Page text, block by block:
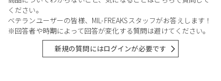
ください。
ベテランユーザーの皆様、MIL-FREAKSスタッフがお答えします！
※回答者や時期によって回答が変化する質問は避けてください。
新規の質問にはログインが必要です